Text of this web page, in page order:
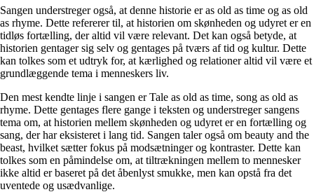
Sangen understreger også, at denne historie er as old as time og as old
as rhyme. Dette refererer til, at historien om skønheden og udyret er en
tidløs fortælling, der altid vil være relevant. Det kan også betyde, at
historien gentager sig selv og gentages på tværs af tid og kultur. Dette
kan tolkes som et udtryk for, at kærlighed og relationer altid vil være et
grundlæggende tema i menneskers liv.
Den mest kendte linje i sangen er Tale as old as time, song as old as
rhyme. Dette gentages flere gange i teksten og understreger sangens
tema om, at historien mellem skønheden og udyret er en fortælling og
sang, der har eksisteret i lang tid. Sangen taler også om beauty and the
beast, hvilket sætter fokus på modsætninger og kontraster. Dette kan
tolkes som en påmindelse om, at tiltrækningen mellem to mennesker
ikke altid er baseret på det åbenlyst smukke, men kan opstå fra det
uventede og usædvanlige.